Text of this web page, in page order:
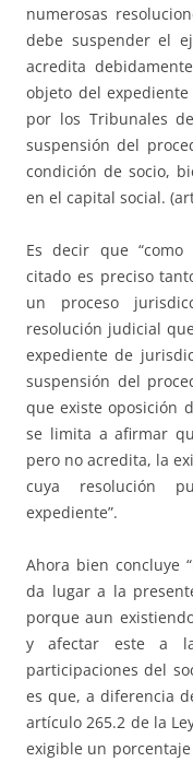
numerosas
debe suspender el
acredita
objeto del
por los Tribunales
suspensión del
condición de socio,
en el capital social.
Es decir que “como
citado es preciso
un proceso
resolución judicial
expediente de
suspensión del
que existe oposición
se limita a afirmar
pero no acredita, la
cuya resolución
expediente”.
Ahora bien concluye
da lugar a la
porque aun
y afectar este a
participaciones del
es que, a diferencia
artículo 265.2 de la
exigible un